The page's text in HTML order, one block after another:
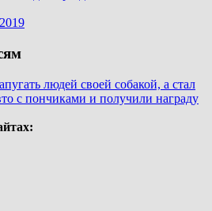
людей своей собакой, а стал
с пончиками и получили награду